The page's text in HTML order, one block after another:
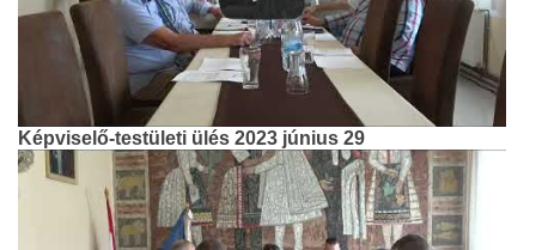
Képviselő-testületi ülés 2023 június 29